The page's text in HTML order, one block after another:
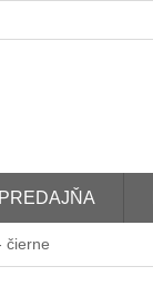
PREDAJŇA
čierne